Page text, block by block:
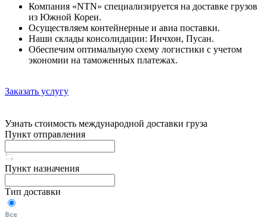
Компания «NTN» специализируется на доставке грузов
из Южной Кореи.
Осуществляем контейнерные и авиа поставки.
Наши склады консолидации: Инчхон, Пусан.
Обеспечим оптимальную схему логистики с учетом
экономии на таможенных платежах.
Заказать услугу
Узнать стоимость международной доставки груза
Пункт отправления
Пункт назначения
Тип доставки